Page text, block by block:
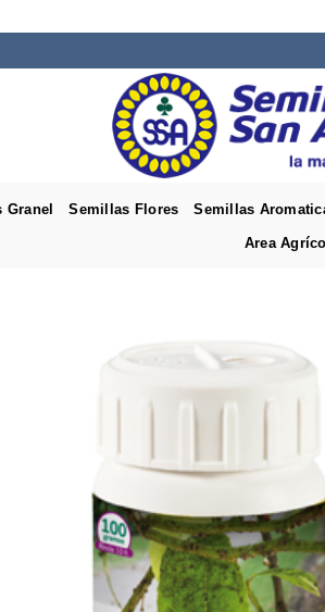
Granel Semillas Flores Semillas
Area